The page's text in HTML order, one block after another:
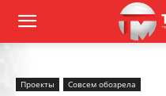
Проекты Совсем обозрела